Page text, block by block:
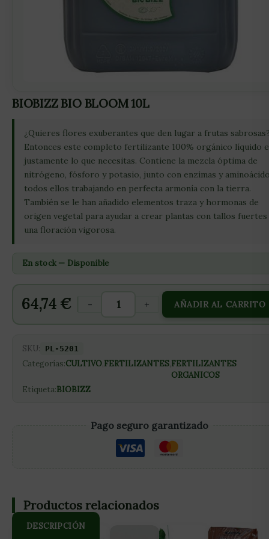
BIOBIZZ BIO BLOOM 10L
¿Quieres flores exuberantes que den lugar a frutas
Entonces este completo fertilizante 100% orgánico líquido
justamente lo que necesitas. Contiene la mezcla óptima de
nitrógeno, fósforo y potasio, junto con enzimas y
todos ellos trabajando en perfecta armonía con la tierra.
También se le han añadido elementos traza y hormonas de
origen vegetal para ayudar a crear plantas con tallos fuertes
una floración vigorosa.
En stock — Disponible
64,74 € - + AÑADIR AL CARRITO
SKU: PL-5201
Categorías:CULTIVO,FERTILIZANTES,FERTILIZANTES
ORGANICOS
Etiqueta:BIOBIZZ
Pago seguro garantizado
DESCRIPCIÓN
Productos relacionados